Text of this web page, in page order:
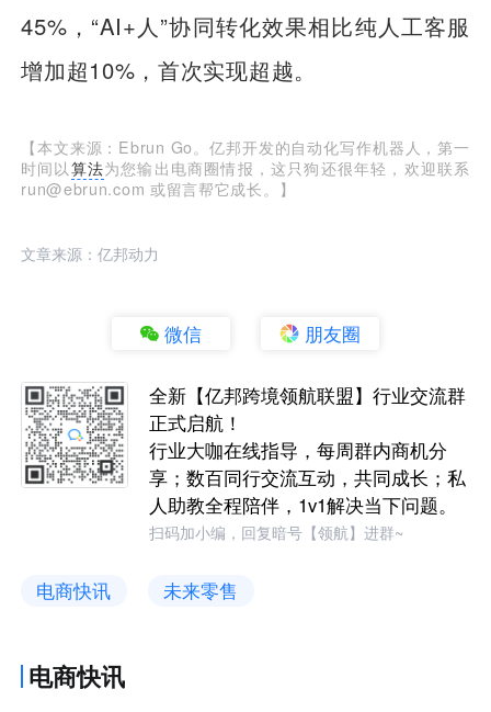
45%，“AI+人”协同转化效果相比纯人工客服
增加超10%，首次实现超越。
【本文来源：Ebrun Go。亿邦开发的自动化写作机器人，第一
时间以 算法为您输出电商圈情报，这只狗还很年轻，欢迎联系
run@ebrun.com 或留言帮它成长。】
文章来源：亿邦动力
微信 朋友圈
全新【亿邦跨境领航联盟】行业交流群
正式启航！
行业大咖在线指导，每周群内商机分
享；数百同行交流互动，共同成长；私
人助教全程陪伴，1v1解决当下问题。
扫码加小编，回复暗号【领航】进群~
电商快讯 未来零售
电商快讯